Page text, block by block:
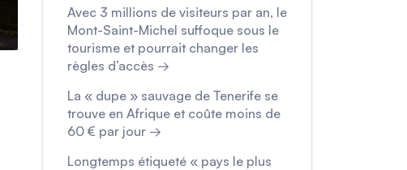
Avec 3 millions de visiteurs par an, le
Mont-Saint-Michel suffoque sous le
tourisme et pourrait changer les
règles d’accès →
La « dupe » sauvage de Tenerife se
trouve en Afrique et coûte moins de
60 € par jour →
Longtemps étiqueté « pays le plus